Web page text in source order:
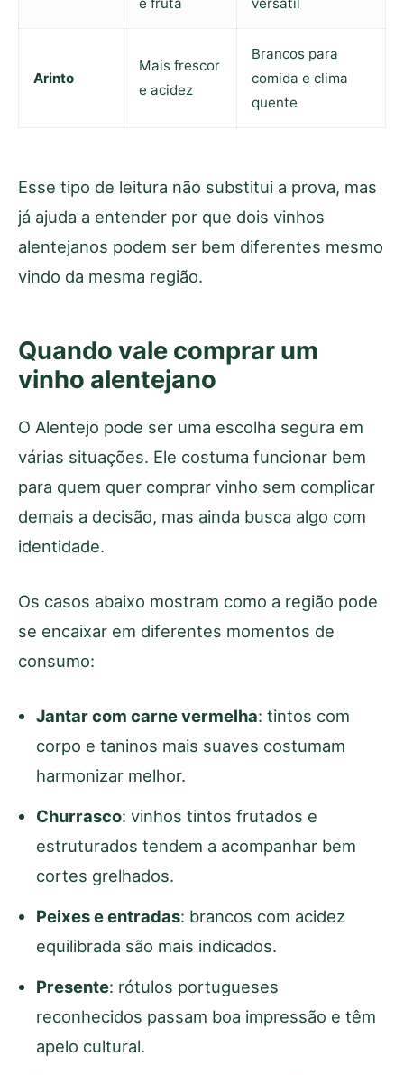
Arinto
Mais frescor
e acidez
Brancos para
comida e clima
quente
Esse tipo de leitura não substitui a prova, mas
já ajuda a entender por que dois vinhos
alentejanos podem ser bem diferentes mesmo
vindo da mesma região.
Quando vale comprar um
vinho alentejano
O Alentejo pode ser uma escolha segura em
várias situações. Ele costuma funcionar bem
para quem quer comprar vinho sem complicar
demais a decisão, mas ainda busca algo com
identidade.
Os casos abaixo mostram como a região pode
se encaixar em diferentes momentos de
consumo:
Jantar com carne vermelha: tintos com
corpo e taninos mais suaves costumam
harmonizar melhor.
Churrasco: vinhos tintos frutados e
estruturados tendem a acompanhar bem
cortes grelhados.
Peixes e entradas: brancos com acidez
equilibrada são mais indicados.
Presente: rótulos portugueses
reconhecidos passam boa impressão e têm
apelo cultural.